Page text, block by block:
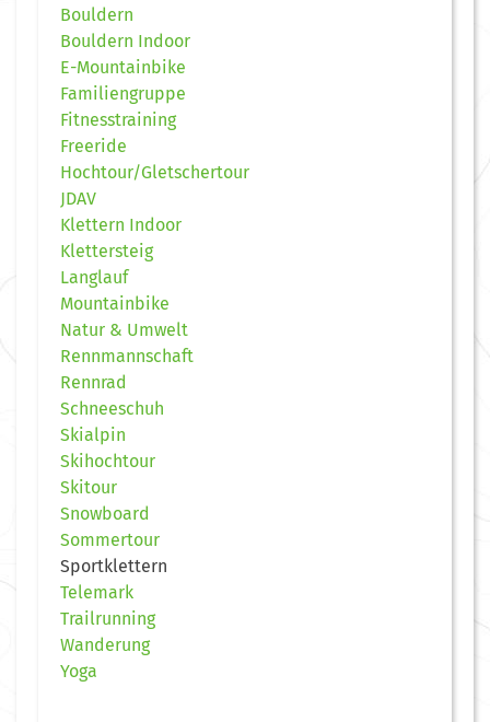
Bouldern
Bouldern Indoor
E-Mountainbike
Familiengruppe
Fitnesstraining
Freeride
Hochtour/Gletschertour
JDAV
Klettern Indoor
Klettersteig
Langlauf
Mountainbike
Natur & Umwelt
Rennmannschaft
Rennrad
Schneeschuh
Skialpin
Skihochtour
Skitour
Snowboard
Sommertour
Sportklettern
Telemark
Trailrunning
Wanderung
Yoga